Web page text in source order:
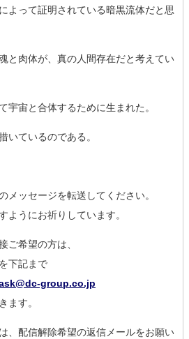
よって証明されている暗黒流体だと思
と肉体が、真の人間存在だと考えてい
宇宙と合体するために生まれた。
いているのである。
メッセージを転送してください。
ようにお祈りしています。
ご希望の方は、
下記まで
group.co.jp
ます。
、配信解除希望の返信メールをお願い